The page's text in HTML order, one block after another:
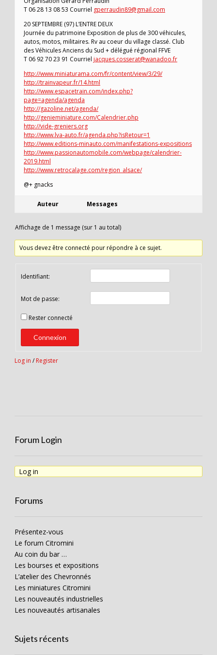
T 06 28 13 08 53 Courriel gperraudin89@gmail.com
20 SEPTEMBRE (97) L’ENTRE DEUX
Journée du patrimoine Exposition de plus de 300 véhicules,
autos, motos, militaires. Rv au coeur du village classé. Club
des Véhicules Anciens du Sud + délégué régional FFVE
T 06 92 70 23 91 Courriel jacques.cosserat@wanadoo.fr
http://www.miniaturama.com/fr/content/view/3/29/
http://trainvapeur.fr/14.html
http://www.espacetrain.com/index.php?
page=agenda/agenda
http://gazoline.net/agenda/
http://genieminiature.com/Calendrier.php
http://vide-greniers.org
http://www.lva-auto.fr/agenda.php?isRetour=1
http://www.editions-minauto.com/manifestations-expositions
http://www.passionautomobile.com/webpage/calendrier-
2019.html
http://www.retrocalage.com/region_alsace/
@+ gnacks
Auteur Messages
Affichage de 1 message (sur 1 au total)
Vous devez être connecté pour répondre à ce sujet.
Identifiant:
Mot de passe:
Rester connecté
Connexion
Log in / Register
Forum Login
Log in
Forums
Présentez-vous
Le forum Citromini
Au coin du bar …
Les bourses et expositions
L’atelier des Chevronnés
Les miniatures Citromini
Les nouveautés industrielles
Les nouveautés artisanales
Sujets récents